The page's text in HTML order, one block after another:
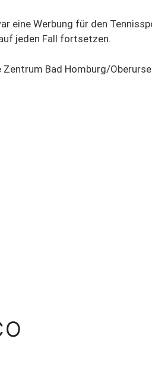
eine Werbung für den
jeden Fall fortsetzen.
Bad Homburg/